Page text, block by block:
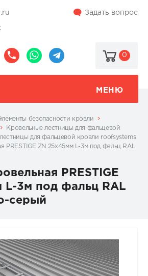
Задать вопрос
0
МЕНЮ
безопасности кровли
Кровельные лестницы для фальцевой
для фальцевой кровли roofsystems
PRESTIGE ZN 25x45мм L-3м под фальц RAL
PRESTIGE
L-3м под фальц RAL
серый